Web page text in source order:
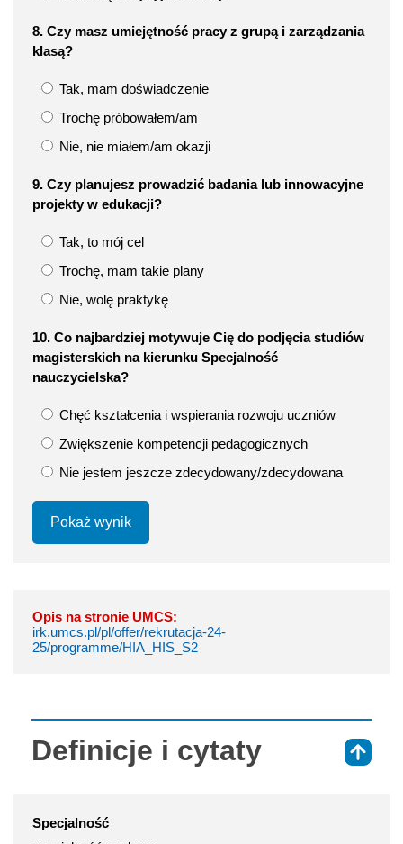
8. Czy masz umiejętność pracy z grupą i zarządzania
klasą?
Tak, mam doświadczenie
Trochę próbowałem/am
Nie, nie miałem/am okazji
9. Czy planujesz prowadzić badania lub innowacyjne
projekty w edukacji?
Tak, to mój cel
Trochę, mam takie plany
Nie, wolę praktykę
10. Co najbardziej motywuje Cię do podjęcia studiów
magisterskich na kierunku Specjalność
nauczycielska?
Chęć kształcenia i wspierania rozwoju uczniów
Zwiększenie kompetencji pedagogicznych
Nie jestem jeszcze zdecydowany/zdecydowana
Pokaż wynik
Opis na stronie UMCS:
irk.umcs.pl/pl/offer/rekrutacja-24-
25/programme/HIA_HIS_S2
Definicje i cytaty
Specjalność